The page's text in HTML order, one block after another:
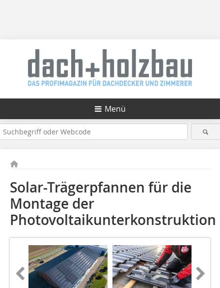
Menü
Solar-Trägerpfannen für die
Montage der
Photovoltaikunterkonstruktion